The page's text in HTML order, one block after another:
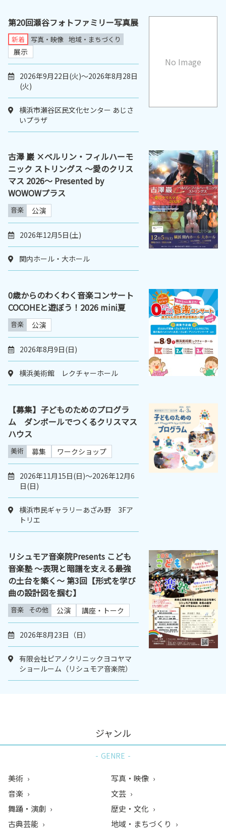
No Image
第20回瀬谷フォトファミリー写真展
新着 写真・映像 地域・まちづくり
展示
2026年9月22日(火)～2026年8月28日
(火)
横浜市瀬谷区民文化センター あじさ
いプラザ
古澤 巖 ×ベルリン・フィルハーモ
ニック ストリングス 〜愛のクリス
マス 2026〜 Presented by
WOWOWプラス
音楽 公演
2026年12月5日(土)
関内ホール・大ホール
0歳からのわくわく音楽コンサート
COCOHEと遊ぼう！2026 mini夏
音楽 公演
2026年8月9日(日)
横浜美術館 レクチャーホール
【募集】子どものためのプログラ
ム ダンボールでつくるクリスマス
ハウス
美術 募集 ワークショップ
2026年11月15日(日)～2026年12月6
日(日)
横浜市民ギャラリーあざみ野 3Fア
トリエ
リシュモア音楽院Presents こども
音楽塾 ～表現と暗譜を支える最強
の土台を築く～ 第3回【形式を学び
曲の設計図を掴む】
音楽 その他 公演 講座・トーク
2026年8月23日（日）
有限会社ピアノクリニックヨコヤマ
ショールーム（リシュモア音楽院）
ジャンル
GENRE
美術
音楽
舞踊・演劇
古典芸能
写真・映像
文芸
歴史・文化
地域・まちづくり